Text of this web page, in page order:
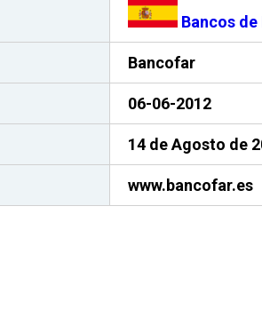
Bancos de
Bancofar
06-06-2012
14 de Agosto de
www.bancofar.es